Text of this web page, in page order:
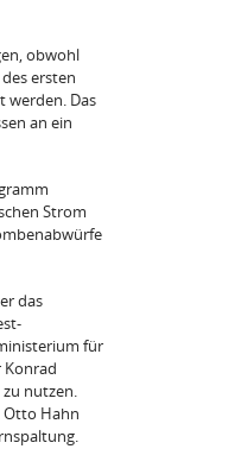
ob­wohl
ersten
werden. Das
an ein
Strom
das
für
Konrad
nutzen.
Otto Hahn